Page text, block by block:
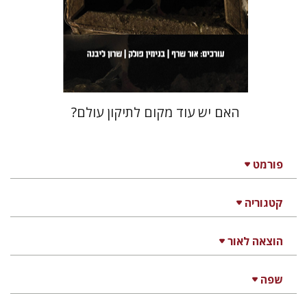
פורמט
קטגוריה
הוצאה לאור
שפה
הנחת אתר ספר מודפס
$40
$36
האם יש עוד מקום לתיקון עולם?